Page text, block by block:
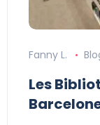
Fanny L.
Les